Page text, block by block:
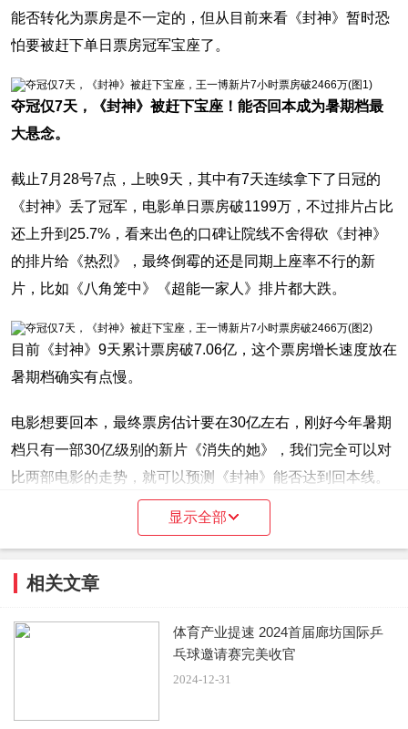
能否转化为票房是不一定的，但从目前来看《封神》暂时恐
怕要被赶下单日票房冠军宝座了。
夺冠仅7天，《封神》被赶下宝座！能否回本成为暑期档最
大悬念。
截止7月28号7点，上映9天，其中有7天连续拿下了日冠的
《封神》丢了冠军，电影单日票房破1199万，不过排片占比
还上升到25.7%，看来出色的口碑让院线不舍得砍《封神》
的排片给《热烈》，最终倒霉的还是同期上座率不行的新
片，比如《八角笼中》《超能一家人》排片都大跌。
目前《封神》9天累计票房破7.06亿，这个票房增长速度放在
暑期档确实有点慢。
电影想要回本，最终票房估计要在30亿左右，刚好今年暑期
档只有一部30亿级别的新片《消失的她》，我们完全可以对
比两部电影的走势，就可以预测《封神》能否达到回本线。
《消失的她》同期上映9天，累计票房已经冲破17亿。并且
是完全达不到这个票房爆发力度，上映9天只有2天单日票房
破亿，工作日也没有实现逆跌。档期环境也远不如《消失的
霸了档期。
显示全部
相关文章
体育产业提速 2024首届廊坊国际乒
乓球邀请赛完美收官
2024-12-31